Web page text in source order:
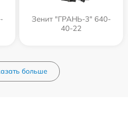
Зенит "ГРАНЬ-3" 640-
40-22
больше